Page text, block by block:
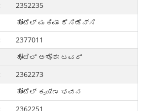
2352235
ಹೋಟೆಲ್ ಮಹಿಮಾ ರೆಸಿಡೆನ್ಸಿ
2377011
ಹೋಟೆಲ್ ಅಶೋಕಾ ಟವರ್
2362273
ಹೋಟೆಲ್ ಕೃಷ್ಣ ಭವನ
2362251